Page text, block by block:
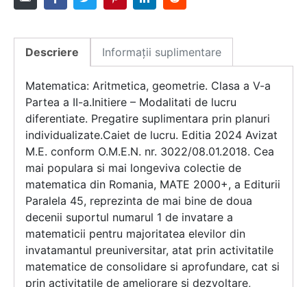
Descriere Informații suplimentare
Matematica: Aritmetica, geometrie. Clasa a V-a
Partea a II-a.Initiere – Modalitati de lucru
diferentiate. Pregatire suplimentara prin planuri
individualizate.Caiet de lucru. Editia 2024 Avizat
M.E. conform O.M.E.N. nr. 3022/08.01.2018. Cea
mai populara si mai longeviva colectie de
matematica din Romania, MATE 2000+, a Editurii
Paralela 45, reprezinta de mai bine de doua
decenii suportul numarul 1 de invatare a
matematicii pentru majoritatea elevilor din
invatamantul preuniversitar, atat prin activitatile
matematice de consolidare si aprofundare, cat si
prin activitatile de ameliorare si dezvoltare,